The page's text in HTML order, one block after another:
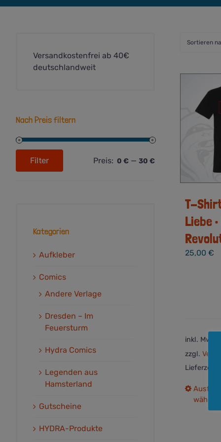
Sortieren
T-
Liebe
25,00 €
inkl. MwSt.
zzgl.
Lieferzeit:
wählen
Versandkostenfrei ab 40€
deutschlandweit
Nach Preis filtern
Max.
Filter Preis: 0 €— 30 €
Kategorien
Aufkleber
Comics
Andere Verlage
Dresden – Im
Feuersturm
Hydra Comics
Legenden aus
Hamsterland
Gutscheine
HYDRA-Produkte